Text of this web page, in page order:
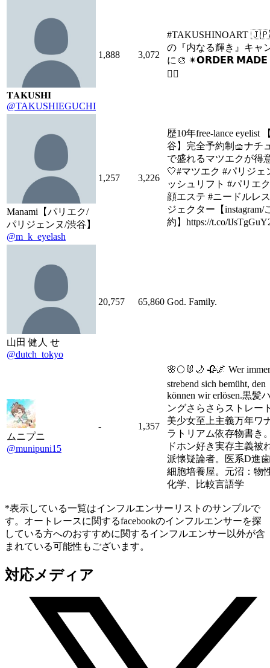
𝐓𝐀𝐊𝐔𝐒𝐇𝐈
@TAKUSHIEGUCHI
1,888 3,072
#TAKUSHINOART
の『内なる輝き』キャ
に🎨 ✴︎𝗢𝗥𝗗𝗘𝗥 𝗠𝗔𝗗𝗘
👇🏽
Manami【パリエク/
パリジェンヌ/渋谷】
@m_k_eyelash
1,257 3,226
歴10年free-lance eyelist
谷】完全予約制🧺ナチ
で盛れるマツエクが得
🤍#マツエク #パリジェ
ッシュリフト #パリエ
顔エステ #ニードルレ
ジェクター【instagram/
約】https://t.co/
山田 健人 せ
@dutch_tokyo
20,757 65,860 God. Family.
ムニプニ
@munipuni15
- 1,357
🌸🌕🐰🌙 🥀🌌 Wer immer
strebend sich bemüht, den
können wir erlösen.黒髪
ングさらさらストレー
美少女至上主義万年ワ
ラトリアム依存物書き
ドホン好き実存主義被
派懐疑論者。医系D進
細胞培養屋。元沼：物
化学、比較言語学
*表示している一覧はインフルエンサーリストのサンプルで
す。オートレースに関するfacebookのインフルエンサーを探
している方へのおすすめに関するインフルエンサー以外が含
まれている可能性もございます。
対応メディア